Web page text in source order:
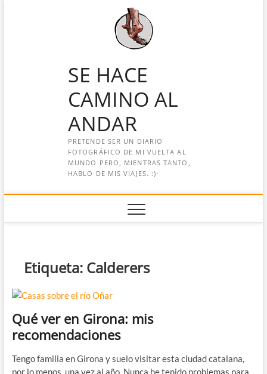
SE HACE
CAMINO AL
ANDAR
PRETENDE SER UN DIARIO
FOTOGRÁFICO DE MI VUELTA AL
MUNDO PERO, MIENTRAS TANTO,
HABLO DE MIS VIAJES. :)-
Etiqueta: Calderers
Qué ver en Girona: mis
recomendaciones
Tengo familia en Girona y suelo visitar esta ciudad catalana,
por lo menos, una vez al año. Nunca he tenido problemas para